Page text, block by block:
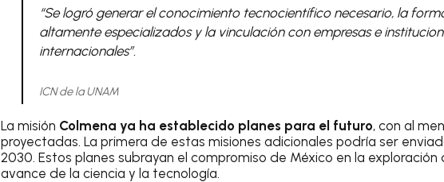
“Se logró generar el conocimiento tecnocientífico necesario, la
altamente especializados y la vinculación con empresas e
internacionales”.
ICN de la UNAM
La misión Colmena ya ha establecido planes para el futuro, con al
proyectadas. La primera de estas misiones adicionales podría ser
2030. Estos planes subrayan el compromiso de México en la
avance de la ciencia y la tecnología.